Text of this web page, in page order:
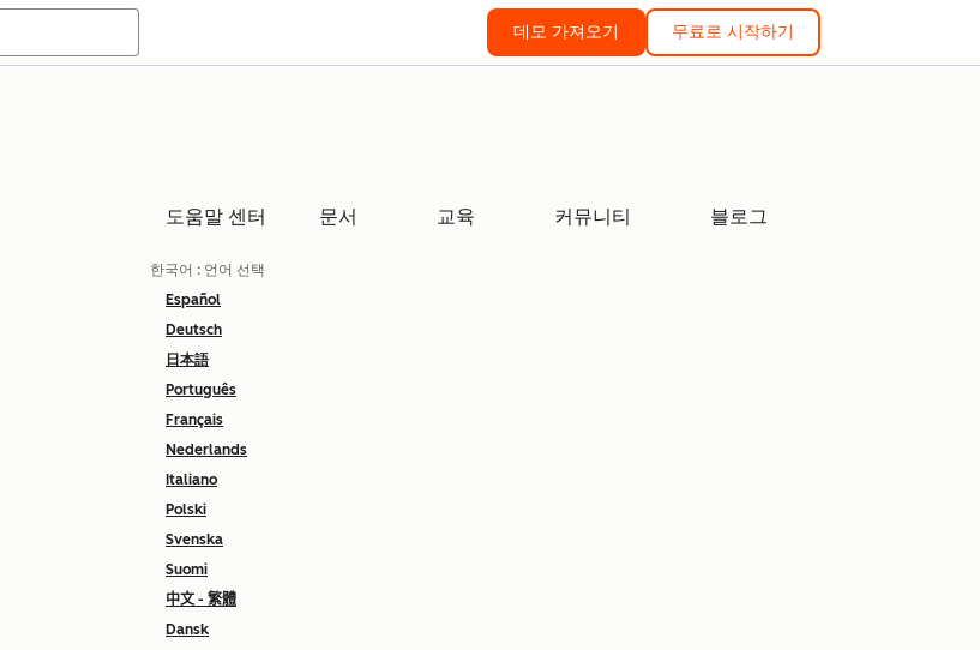
데모 가져오기 무료로 시작하기
도움말 센터 문서 교육 커뮤니티 블로그
한국어 : 언어 선택
Español
Deutsch
日本語
Português
Français
Nederlands
Italiano
Polski
Svenska
Suomi
中文 - 繁體
Dansk